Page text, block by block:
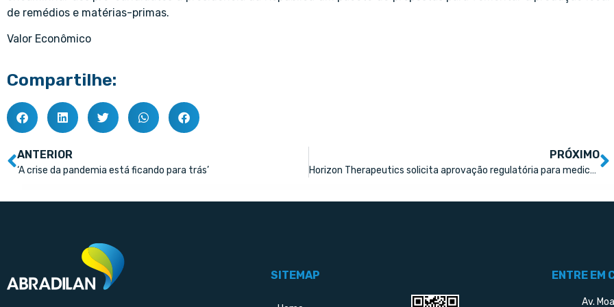
de remédios e matérias-primas.
Valor Econômico
Compartilhe:
ANTERIOR
‘A crise da pandemia está ficando para trás’
PRÓXIMO
Horizon Therapeutics solicita aprovação regulatória para medicamento no Brasil
SITEMAP ENTRE EM
Av.